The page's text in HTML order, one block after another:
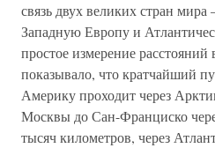
связь двух великих стран
Западную Европу и
простое измерение
показывало, что кратчайший
Америку проходит через
Москвы до Сан-Франциско
тысяч километров, через